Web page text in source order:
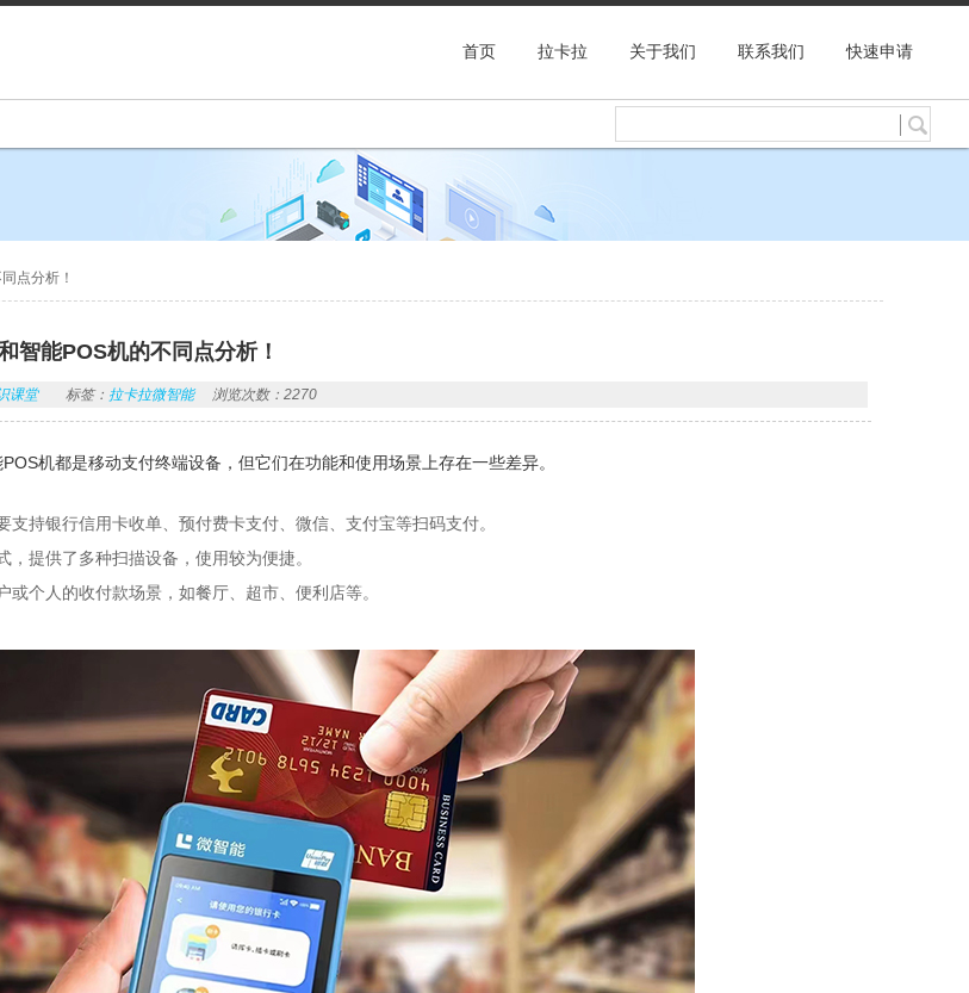
首页 拉卡拉 关于我们 联系我们 快速申请
点分析！
智能POS机的不同点分析！
课堂 标签： 拉卡拉微智能 浏览次数：2270
机都是移动支付终端设备，但它们在功能和使用场景上存在一些差异。
支持银行信用卡收单、预付费卡支付、微信、支付宝等扫码支付。
，提供了多种扫描设备，使用较为便捷。
或个人的收付款场景，如餐厅、超市、便利店等。